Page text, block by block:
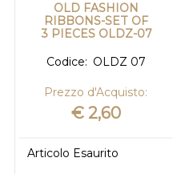
OLD FASHION
RIBBONS-SET OF
3 PIECES OLDZ-07
Codice: OLDZ 07
Prezzo d'Acquisto:
€ 2,60
Articolo Esaurito